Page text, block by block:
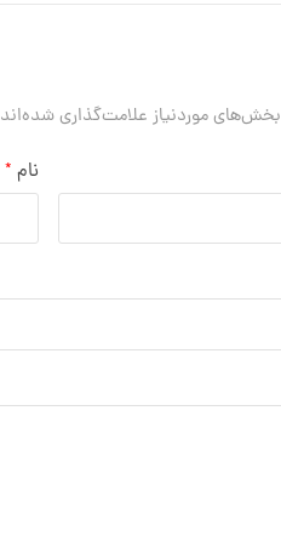
بخش‌های موردنیاز علامت‌گذاری شده‌اند
نام *